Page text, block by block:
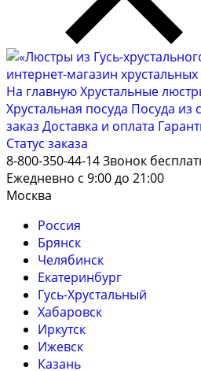
На главнуюХрустальные
Хрустальная посуда Посуда из
заказ Доставка и оплата
Cтатус заказа
8-800-350-44-14Звонок
Ежедневно с 9:00 до 21:00
Москва
Россия
Брянск
Челябинск
Екатеринбург
Гусь-Хрустальный
Хабаровск
Иркутск
Ижевск
Казань